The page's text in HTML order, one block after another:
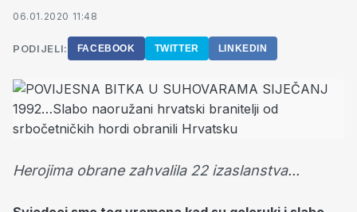
06.01.2020 11:48
PODIJELI: FACEBOOK TWITTER LINKEDIN
Herojima obrane zahvalila 22 izaslanstva...